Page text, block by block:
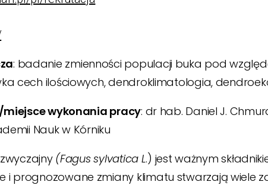
: badanie zmienności populacji buka pod
cech ilościowych, dendroklimatologia,
miejsce wykonania pracy: dr hab. Daniel J.
Nauk w Kórniku
(Fagus sylvatica L.) jest ważnym
i prognozowane zmiany klimatu stwarzają wiele